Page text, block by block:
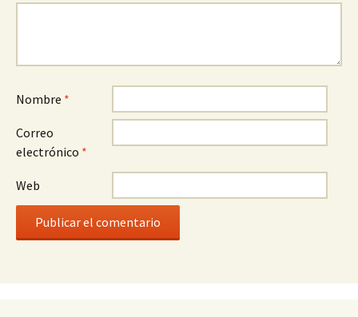
Nombre *
Correo
electrónico *
Web